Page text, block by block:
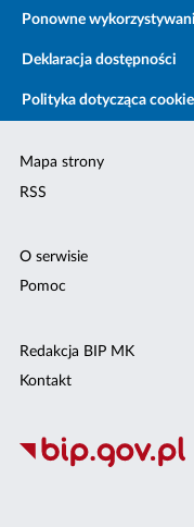
Ponowne
Deklaracja dostępności
Polityka dotycząca
Mapa strony
RSS
O serwisie
Pomoc
Redakcja BIP MK
Kontakt